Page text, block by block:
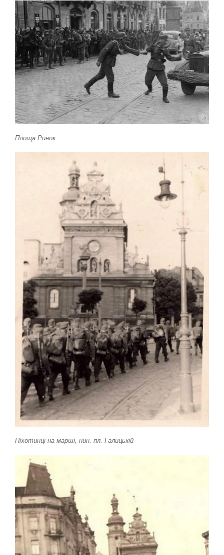
Площа Ринок
Піхотинці на марші, нин. пл. Галицькій